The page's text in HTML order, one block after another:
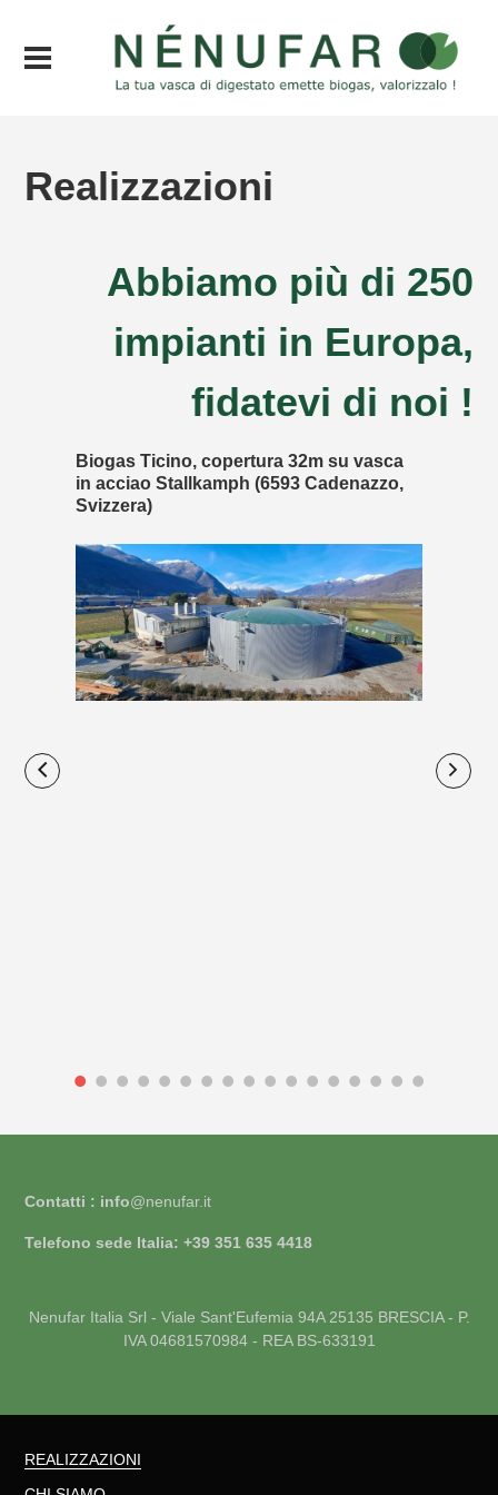
Realizzazioni
Abbiamo più di 250
impianti in Europa,
fidatevi di noi !
Biogas Ticino, copertura 32m su vasca
in acciao Stallkamph (6593 Cadenazzo,
Svizzera)
Contatti : info@nenufar.it
Telefono sede Italia: +39 351 635 4418
Nenufar Italia Srl - Viale Sant'Eufemia 94A 25135 BRESCIA - P.
IVA 04681570984 - REA BS-633191
REALIZZAZIONI